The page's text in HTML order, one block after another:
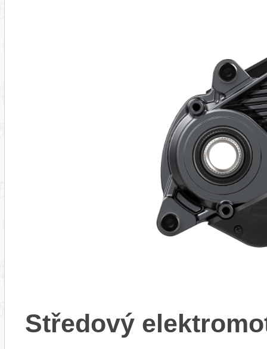
Středový